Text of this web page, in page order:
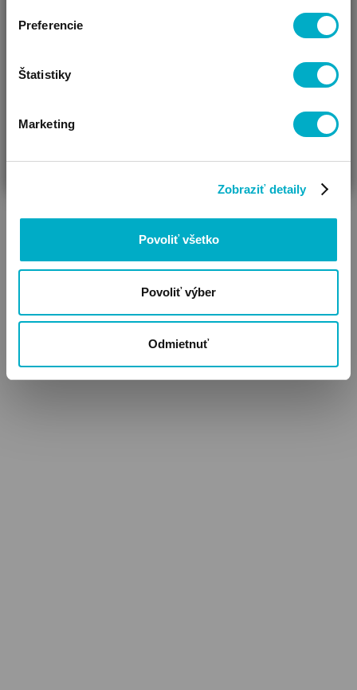
Preferencie
Štatistiky
Marketing
Zobraziť detaily
Povoliť všetko
Povoliť výber
Odmietnuť